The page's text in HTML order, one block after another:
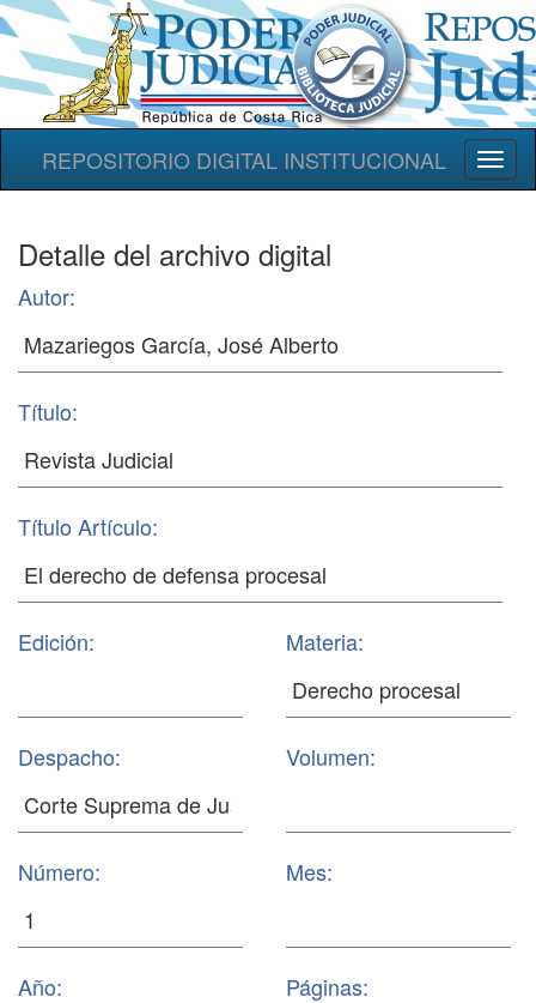
REPOSITORIO DIGITAL INSTITUCIONAL
Detalle del archivo digital
Autor:
Título:
Título Artículo:
Edición: Materia:
Despacho: Volumen:
Número: Mes:
Año: Páginas: